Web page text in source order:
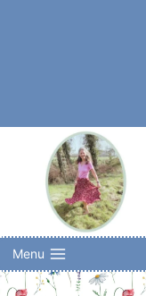
Menu